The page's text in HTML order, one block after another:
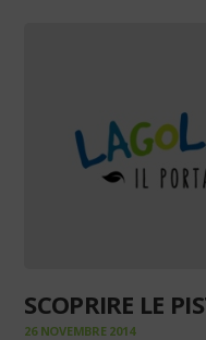
SCOPRIRE LE
26 NOVEMBRE 2014